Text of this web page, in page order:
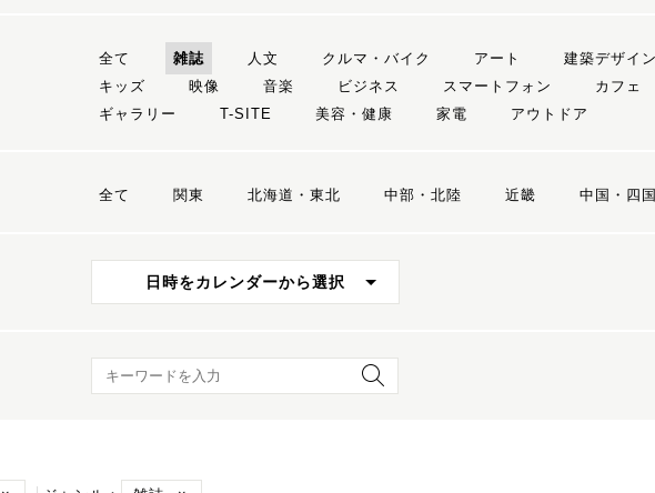
全て 雑誌 人文 クルマ・バイク アート 建築デザイン
キッズ
映像 音楽 ビジネス スマートフォン カフェ
ギャラリー
T-SITE 美容・健康 家電 アウトドア
全て 関東 北海道・東北 中部・北陸 近畿 中国・四国
日時をカレンダーから選択
キーワード検索